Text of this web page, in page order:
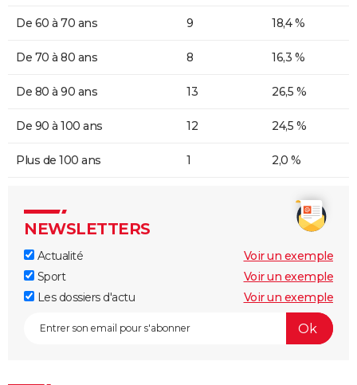
De 60 à 70 ans 9 18,4 %
De 70 à 80 ans 8 16,3 %
De 80 à 90 ans 13 26,5 %
De 90 à 100 ans 12 24,5 %
Plus de 100 ans 1 2,0 %
NEWSLETTERS
Actualité
Voir un exemple
Sport
Voir un exemple
Les dossiers d'actu
Voir un exemple